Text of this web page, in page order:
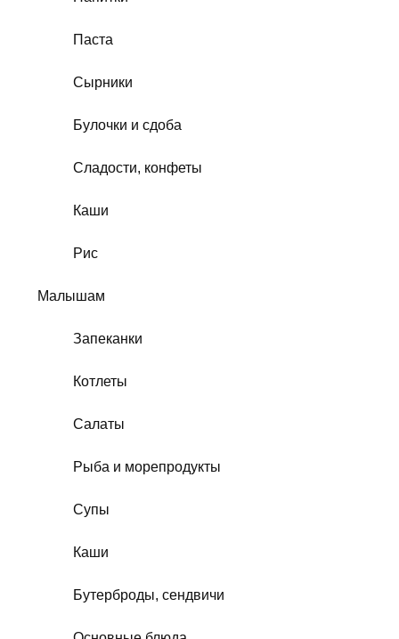
Паста
Сырники
Булочки и сдоба
Сладости, конфеты
Каши
Рис
Малышам
Запеканки
Котлеты
Салаты
Рыба и морепродукты
Супы
Каши
Бутерброды, сендвичи